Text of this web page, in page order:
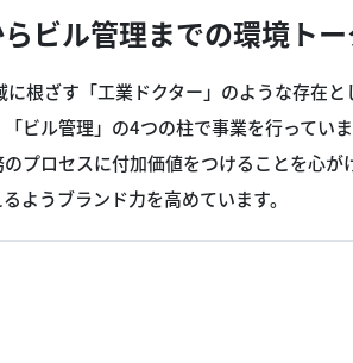
ビル管理までの環境ト
根ざす「工業ドクター」のような存在
ビル管理」の4つの柱で事業を行ってい
プロセスに付加価値をつけることを心
ようブランド力を高めています。